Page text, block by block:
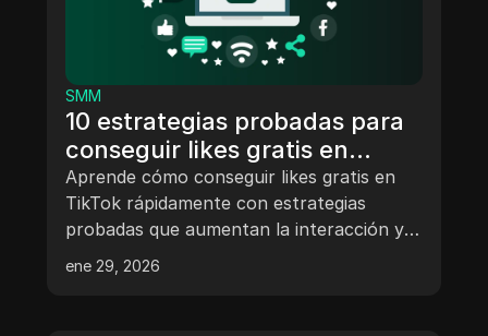
SMM
10 estrategias probadas para
conseguir likes gratis en
TikTok rápidamente
Aprende cómo conseguir likes gratis en
TikTok rápidamente con estrategias
probadas que aumentan la interacción y
la visibilidad. Descubre los mejores
momentos para publicar, evita riesgos con
ene 29, 2026